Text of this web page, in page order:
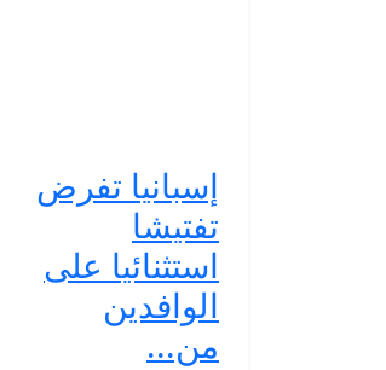
إسبانيا تفرض
تفتيشا
استثنائيا على
الوافدين
من...